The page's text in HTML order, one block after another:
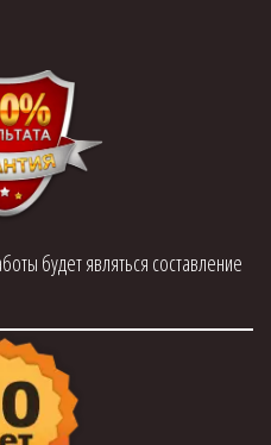
будет являться составление